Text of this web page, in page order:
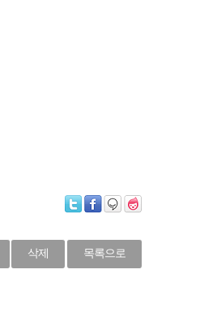
삭제 목록으로